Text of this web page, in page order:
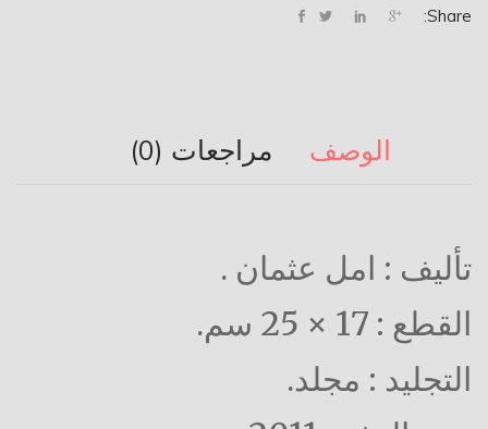
Share:
الوصف مراجعات (0)
تأليف : امل عثمان .
القطع : 17 × 25 سم.
التجليد : مجلد.